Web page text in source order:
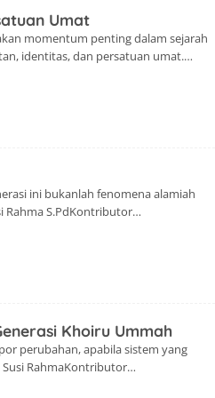
Umat
momentum penting dalam sejarah
identitas, dan persatuan umat.
Awal Februari ini Majelis
ini bukanlah fenomena alamiah
Rahma S.PdKontributor
Ta'lim Lentera Quran kembali
Khoiru Ummah
perubahan, apabila sistem yang
Susi RahmaKontributor
kembali digelar pada hari Ahad, 7